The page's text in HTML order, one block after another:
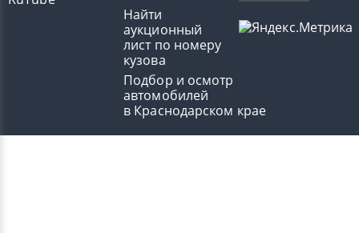
Найти
аукционный
лист по номеру
кузова
Подбор и осмотр
автомобилей
в Краснодарском крае